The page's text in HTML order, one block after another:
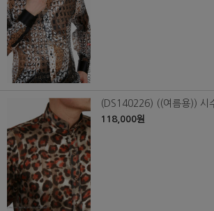
(DS140226) ((여름용)) 시
118,000원